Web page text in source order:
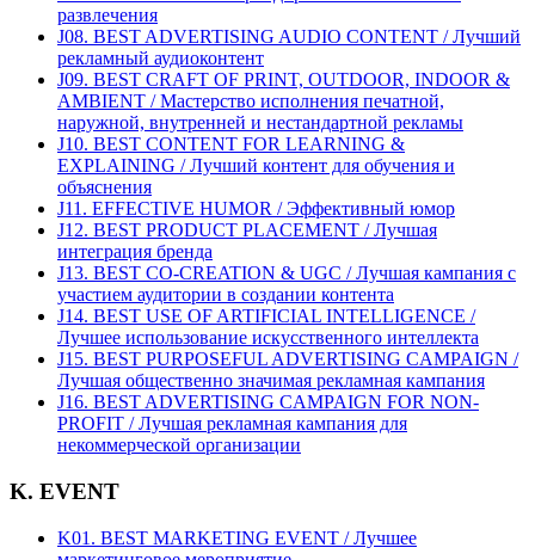
развлечения
J08. BEST ADVERTISING AUDIO CONTENT / Лучший
рекламный аудиоконтент
J09. BEST CRAFT OF PRINT, OUTDOOR, INDOOR &
AMBIENT / Мастерство исполнения печатной,
наружной, внутренней и нестандартной рекламы
J10. BEST CONTENT FOR LEARNING &
EXPLAINING / Лучший контент для обучения и
объяснения
J11. EFFECTIVE HUMOR / Эффективный юмор
J12. BEST PRODUCT PLACEMENT / Лучшая
интеграция бренда
J13. BEST CO-CREATION & UGC / Лучшая кампания с
участием аудитории в создании контента
J14. BEST USE OF ARTIFICIAL INTELLIGENCE /
Лучшее использование искусственного интеллекта
J15. BEST PURPOSEFUL ADVERTISING CAMPAIGN /
Лучшая общественно значимая рекламная кампания
J16. BEST ADVERTISING CAMPAIGN FOR NON-
PROFIT / Лучшая рекламная кампания для
некоммерческой организации
K. EVENT
K01. BEST MARKETING EVENT / Лучшее